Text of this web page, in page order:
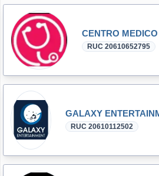
RUC 20610652795
RUC 20610112502